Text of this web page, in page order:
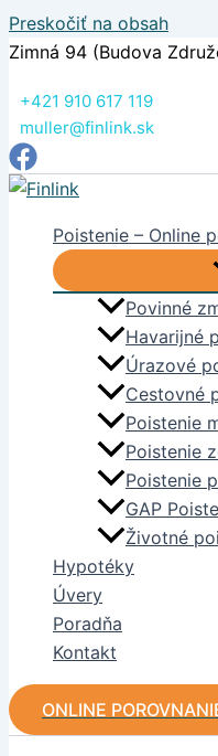
Preskočiť na obsah
Zimná 94 (Budova
+421 910 617 119
muller@finlink.sk
Poistenie – Online
Povinné
Havarijné
Úrazové
Cestovné
Poistenie
Poistenie
Poistenie
GAP
Životné
Hypotéky
Úvery
Poradňa
Kontakt
ONLINE